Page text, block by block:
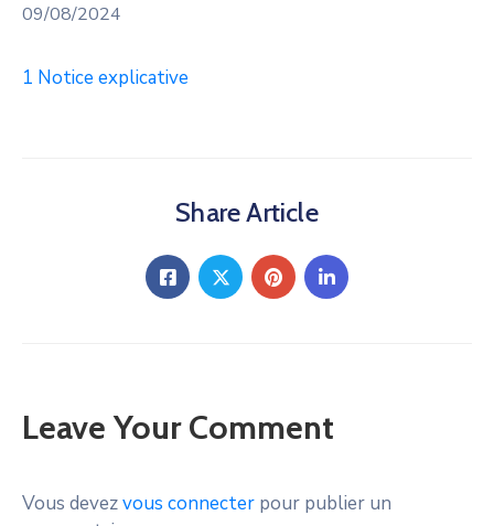
09/08/2024
1 Notice explicative
Share Article
Leave Your Comment
Vous devezvous connecter pour publier un